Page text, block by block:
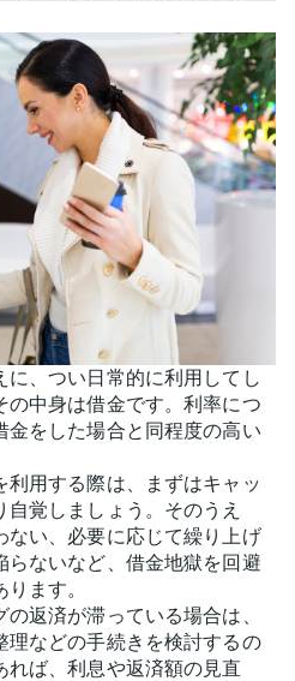
に、つい日常的に利用してし
の中身は借金です。利率につ
金をした場合と同程度の高い
利用する際は、まずはキャッ
覚しましょう。そのうえ
ない、必要に応じて繰り上げ
らないなど、借金地獄を回避
ます。
返済が滞っている場合は、
理などの手続きを検討するの
れば、利息や返済額の見直